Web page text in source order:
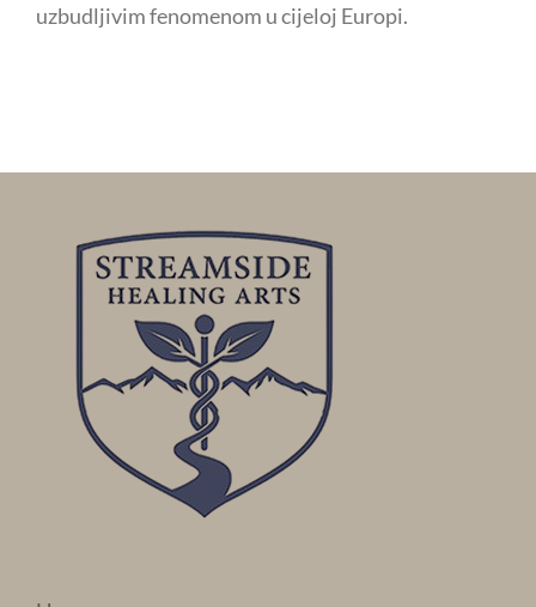
uzbudljivim fenomenom u cijeloj Europi.